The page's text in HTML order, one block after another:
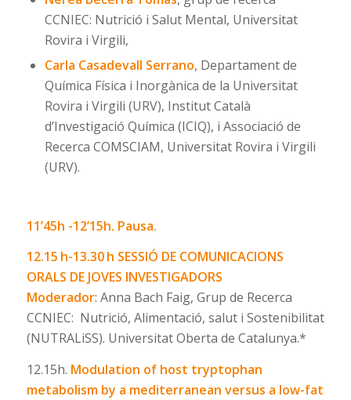
CCNIEC: Nutrició i Salut Mental, Universitat
Rovira i Virgili,
Carla Casadevall Serrano, Departament de
Química Física i Inorgànica de la Universitat
Rovira i Virgili (URV), Institut Català
d’Investigació Química (ICIQ), i Associació de
Recerca COMSCIAM, Universitat Rovira i Virgili
(URV).
11’45h -12’15h. Pausa.
12.15 h-13.30 h SESSIÓ DE COMUNICACIONS
ORALS DE JOVES INVESTIGADORS
Moderador: Anna Bach Faig, Grup de Recerca
CCNIEC: Nutrició, Alimentació, salut i Sostenibilitat
(NUTRALiSS). Universitat Oberta de Catalunya.*
12.15h. Modulation of host tryptophan
metabolism by a mediterranean versus a low-fat